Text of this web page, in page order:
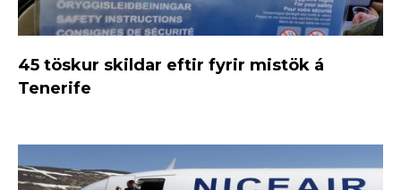
45 töskur skildar eftir fyrir mistök á
Tenerife